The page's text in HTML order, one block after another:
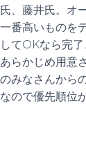
、藤井氏。オ
番高いものを
てOKなら完
らかじめ用意
みなさんから
ので優先順位